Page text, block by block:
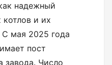
надежный
котлов и их
С мая 2025 года
пост
завода. Число